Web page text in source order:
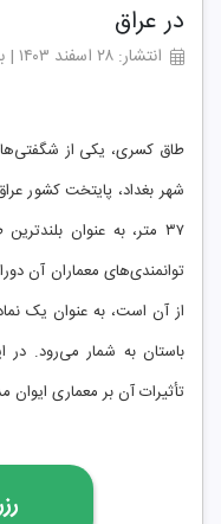
در عراق
انتشار: ۲۸ اسفند ۱۴۰۳ | بروزرسانی: ۲۸ اسفند ۱۴۰۳
طاق کسری، یکی از
شهر بغداد، پایتخت کشور
۳۷ متر، به عنوان
توانمندی‌های معماران آن
از آن است، به عنوان یک
باستان به شمار می‌رود.
تأثیرات آن بر معماری